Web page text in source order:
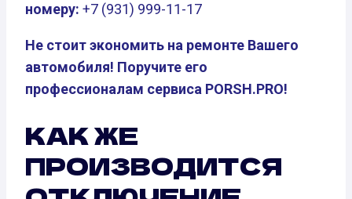
номеру: +7 (931) 999-11-17
Не стоит экономить на ремонте Вашего
автомобиля! Поручите его
профессионалам сервиса PORSH.PRO!
КАК ЖЕ
ПРОИЗВОДИТСЯ